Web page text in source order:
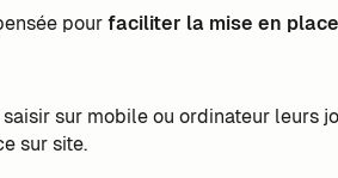
pourfaciliter la mise en
sur mobile ou ordinateur leurs
sur site.